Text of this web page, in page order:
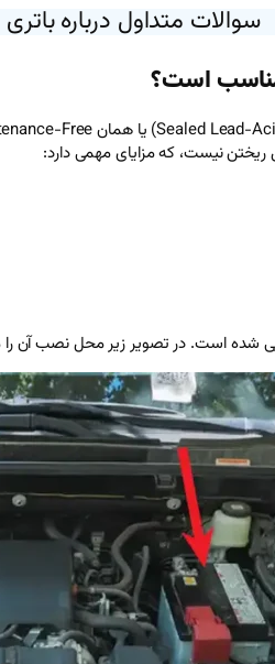
سوالات متداول درباره
مناسب است؟
نیست، که مزایای مهمی دارد:
شده است. در تصویر زیر محل نصب آن